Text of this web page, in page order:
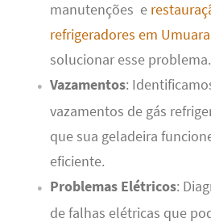
manutenções e
refrigeradores em
solucionar esse problema.
Vazamentos:
vazamentos de gás
que sua geladeira
eficiente.
Problemas Elétricos:
de falhas elétricas que